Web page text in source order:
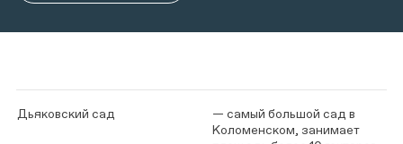
Дьяковский сад
— самый большой сад в
Коломенском, занимает